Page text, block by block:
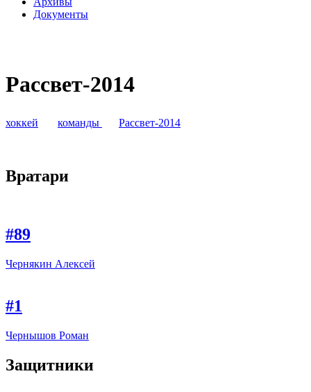
Документы
Рассвет-2014
хоккей команды Рассвет-2014
Вратари
#89
Чернякин Алексей
#1
Чернышов Роман
Защитники